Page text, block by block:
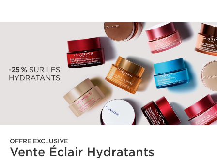
OFFRE EXCLUSIVE
Vente Éclair Hydratants